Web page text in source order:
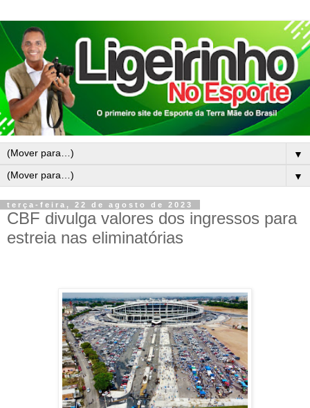
▼
▼
terça-feira, 22 de agosto de 2023
CBF divulga valores dos ingressos para
estreia nas eliminatórias